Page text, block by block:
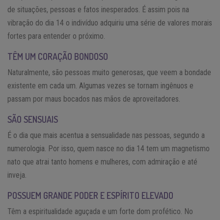
de situações, pessoas e fatos inesperados. É assim pois na
vibração do dia 14 o indivíduo adquiriu uma série de valores morais
fortes para entender o próximo.
TÊM UM CORAÇÃO BONDOSO
Naturalmente, são pessoas muito generosas, que veem a bondade
existente em cada um. Algumas vezes se tornam ingênuos e
passam por maus bocados nas mãos de aproveitadores.
SÃO SENSUAIS
É o dia que mais acentua a sensualidade nas pessoas, segundo a
numerologia. Por isso, quem nasce no dia 14 tem um magnetismo
nato que atrai tanto homens e mulheres, com admiração e até
inveja.
POSSUEM GRANDE PODER E ESPÍRITO ELEVADO
Têm a espiritualidade aguçada e um forte dom profético. No